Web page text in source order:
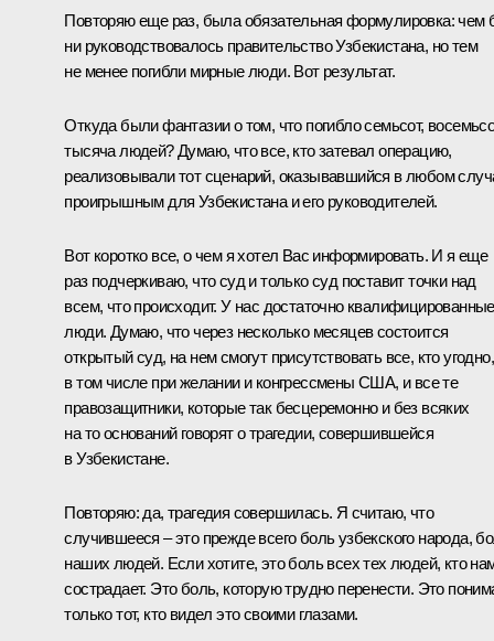
Повторяю еще раз, была обязательная формулировка: чем
ни руководствовалось правительство Узбекистана, но тем
не менее погибли мирные люди. Вот результат.
Откуда были фантазии о том, что погибло семьсот,
тысяча людей? Думаю, что все, кто затевал операцию,
реализовывали тот сценарий, оказывавшийся в любом
проигрышным для Узбекистана и его руководителей.
Вот коротко все, о чем я хотел Вас информировать. И я еще
раз подчеркиваю, что суд и только суд поставит точки над
всем, что происходит. У нас достаточно квалифицированные
люди. Думаю, что через несколько месяцев состоится
открытый суд, на нем смогут присутствовать все, кто угодно,
в том числе при желании и конгрессмены США, и все те
правозащитники, которые так бесцеремонно и без всяких
на то оснований говорят о трагедии, совершившейся
в Узбекистане.
Повторяю: да, трагедия совершилась. Я считаю, что
случившееся – это прежде всего боль узбекского народа,
наших людей. Если хотите, это боль всех тех людей, кто
сострадает. Это боль, которую трудно перенести. Это
только тот, кто видел это своими глазами.